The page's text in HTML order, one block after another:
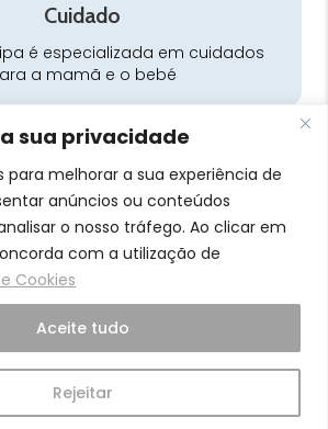
sua privacidade
para melhorar a sua experiência de
anúncios ou conteúdos
o nosso tráfego. Ao clicar em
com a utilização de
Cookies
Rejeitar
Aceite tudo
Cuidado
é especializada em cuidados
a mamã e o bebé
Pra Mamã
| Tudo para o seu Bebé |
| Alimentação e Amamentação
| Hora do Banho | Hora de Passear
e maternidade
e amamentação